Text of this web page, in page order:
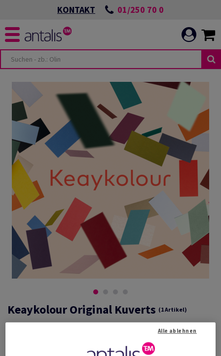
KONTAKT 01/250 70 0
Keaykolour Original Kuverts (1 Artikel)
Briefumschläge aus durchgefärbtem Premiumpapier. Holzfrei matt, in
Alle ablehnen